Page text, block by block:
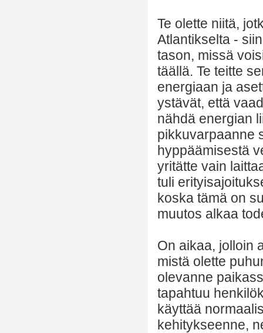
Te olette niitä,
Atlantikselta -
tason, missä
täällä. Te teitte
energiaan ja
ystävät, että
nähdä energian
pikkuvarpaanne
hyppäämisestä
yritätte vain
tuli
koska tämä on
muutos alkaa
On aikaa, jolloin
mistä olette
olevanne
tapahtuu
käyttää
kehitykseenne,